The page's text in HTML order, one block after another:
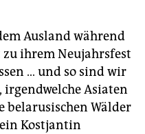
Ausland während
ihrem Neujahrsfest
… und so sind wir
irgendwelche Asiaten
belarusischen Wälder
Kostjantin